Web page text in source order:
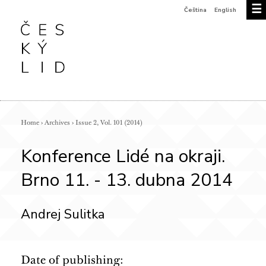
☰
Čeština English
Home › Archives › Issue 2, Vol. 101 (2014)
Konference Lidé na okraji.
Brno 11. - 13. dubna 2014
Andrej Sulitka
Date of publishing: